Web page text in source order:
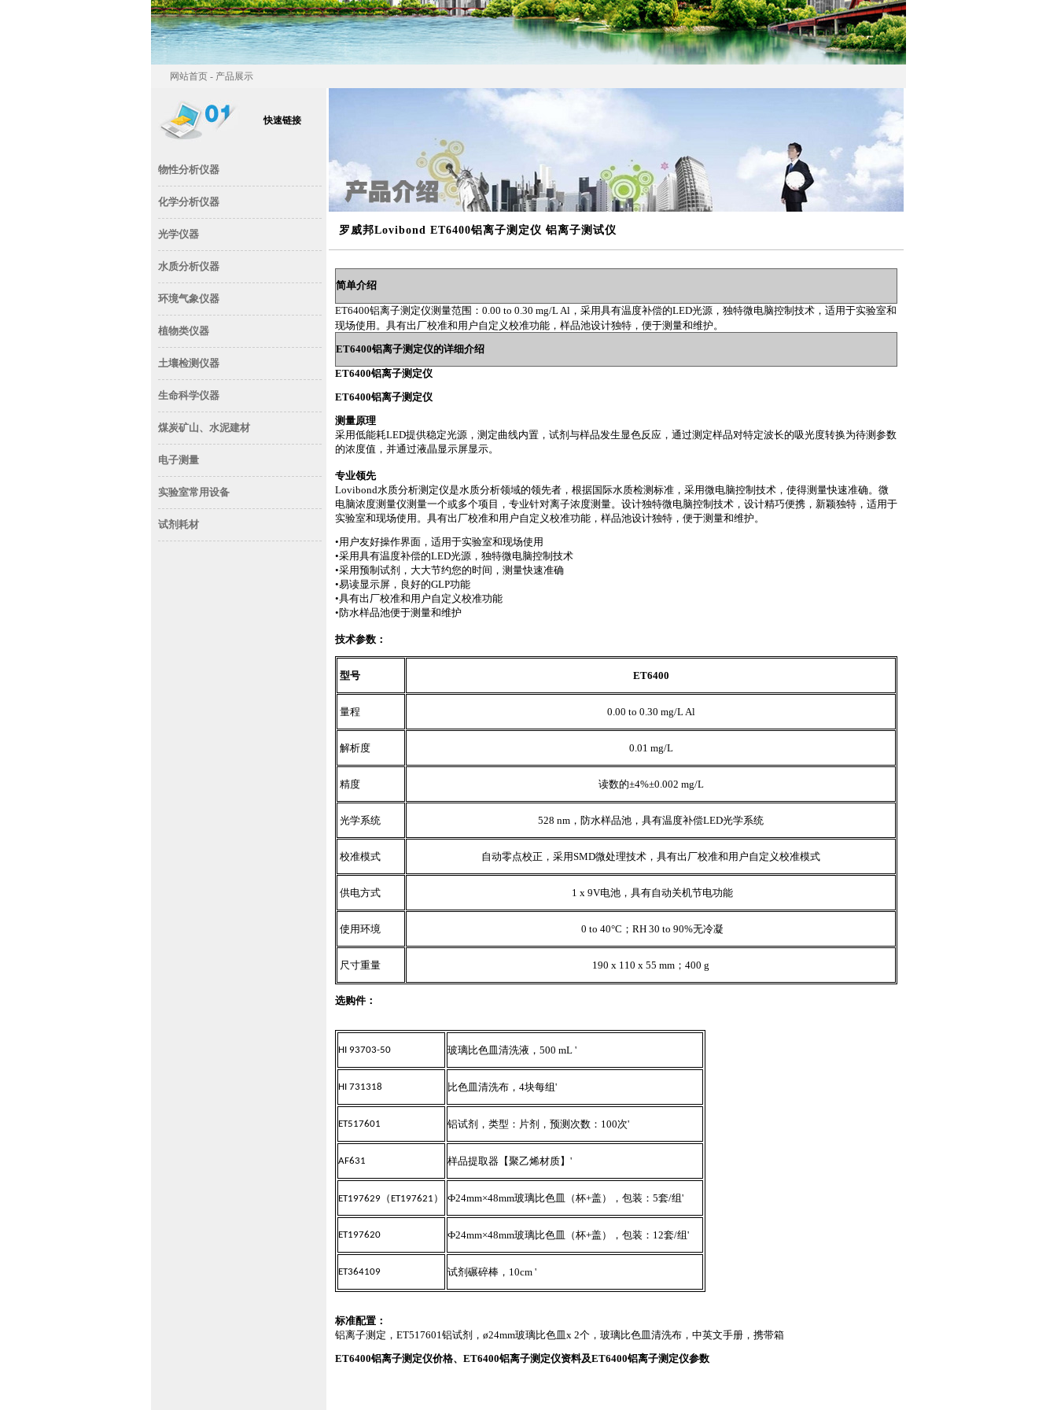
网站首页 - 产品展示
快速链接
物性分析仪器
化学分析仪器
光学仪器
水质分析仪器
环境气象仪器
植物类仪器
土壤检测仪器
生命科学仪器
煤炭矿山、水泥建材
电子测量
实验室常用设备
试剂耗材
罗威邦Lovibond ET6400铝离子测定仪 铝离子测试仪
简单介绍
ET6400铝离子测定仪测量范围： 0.00 to 0.30 mg/L Al ，采用具有温度补偿的LED光源，独特微电脑控制技术，适用于实验室和
现场使用。具有出厂校准和用户自定义校准功能，样品池设计独特，便于测量和维护。
ET6400铝离子测定仪的详细介绍
ET6400铝离子测定仪
ET6400铝离子测定仪
测量原理
采用低能耗LED提供稳定光源，测定曲线内置，试剂与样品发生显色反应，通过测定样品对特定波长的吸光度转换为待测参数
的浓度值，并通过液晶显示屏显示。
专业领先
Lovibond水质分析测定仪是水质分析领域的领先者，根据国际水质检测标准，采用微电脑控制技术，使得测量快速准确。微
电脑浓度测量仪测量一个或多个项目，专业针对离子浓度测量。设计独特微电脑控制技术，设计精巧便携，新颖独特，适用于
实验室和现场使用。具有出厂校准和用户自定义校准功能，样品池设计独特，便于测量和维护。
•用户友好操作界面，适用于实验室和现场使用
•采用具有温度补偿的LED光源，独特微电脑控制技术
•采用预制试剂，大大节约您的时间，测量快速准确
•易读显示屏，良好的GLP功能
•具有出厂校准和用户自定义校准功能
•防水样品池便于测量和维护
技术参数：
型号 ET6400
量程 0.00 to 0.30 mg/L Al
解析度 0.01 mg/L
精度 读数的±4%±0.002 mg/L
光学系统 528 nm ，防水样品池，具有温度补偿LED光学系统
校准模式 自动零点校正，采用SMD微处理技术，具有出厂校准和用户自定义校准模式
供电方式 1 x 9V电池，具有自动关机节电功能
使用环境 0 to 40°C ； RH 30 to 90%无冷凝
尺寸重量 190 x 110 x 55 mm ； 400 g
选购件：
HI 93703-50 玻璃比色皿清洗液，500 mL '
HI 731318 比色皿清洗布，4块每组'
ET517601 铝试剂，类型：片剂，预测次数： 100次'
AF631 样品提取器【聚乙烯材质】'
ET197629 （ ET197621 ） Ф24mm×48mm玻璃比色皿（杯+盖），包装：5套/组'
ET197620 Ф24mm×48mm玻璃比色皿（杯+盖），包装： 12套/组'
ET364109 试剂碾碎棒， 10cm '
标准配置：
铝离子测定， ET517601铝试剂， ø24mm玻璃比色皿 x 2个，玻璃比色皿清洗布，中英文手册，携带箱
ET6400铝离子测定仪价格、 ET6400铝离子测定仪资料及ET6400铝离子测定仪参数